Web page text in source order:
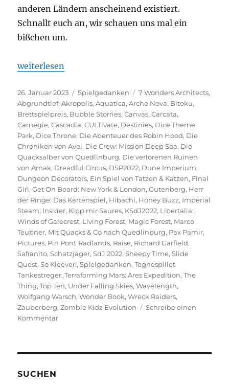
anderen Ländern anscheinend existiert.
Schnallt euch an, wir schauen uns mal ein
bißchen um.
„Welche Spiele liebt das Ausland: Internationale
weiterlesen
Veröffentlicht
am
26. Januar 2023 Kategorien
Spielgedanken Schlagwörter
7 Wonders Architects,
Abgrundtief,Akropolis,Aquatica,Arche Nova, Bitoku,
Brettspielpreis, Bubble Storries,Canvas,Carcata,
Carnegie,Cascadia,CULTivate, Destinies, Dice Theme
Park, Dice Throne, Die Abenteuer des Robin Hood, Die
Chroniken von Avel, Die Crew: Mission Deep Sea, Die
Quacksalber von Quedlinburg, Die verlorenen Ruinen
von Arnak, Dreadful Circus, DSP2022, Dune Imperium,
Dungeon Decorators, Ein Spiel von Tatzen & Katzen, Final
Girl,Get On Board: New York & London,Gutenberg, Herr
der Ringe: Das Kartenspiel, Hibachi, Honey Buzz, Imperial
Steam, Insider, Kipp mir Saures, KSdJ2022, Libertalia:
Winds of Galecrest, Living Forest, Magic Forest, Marco
Teubner, Mit Quacks & Co nach Quedlinburg, Pax Pamir,
Pictures, Pin Pon!, Radlands, Raise, Richard Garfield,
Safranito,Schatzjäger,SdJ 2022,Sheepy Time,Slide
Quest,So Kleever!,Spielgedanken,Tegnespillet
Tankestreger,Terraforming Mars: Ares Expedition,The
Thing,Top Ten, Under Falling Skies,Wavelength,
Wolfgang Warsch,Wonder Book,Wreck Raiders,
Zauberberg,Zombie Kidz Evolution
Schreibe einen
Kommentarzu
SUCHEN